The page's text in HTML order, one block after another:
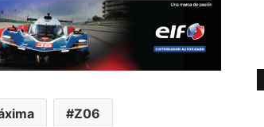
Z06